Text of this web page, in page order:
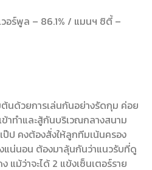
วอร์พูล – 86.1% / แมนฯ ซิตี้ –
ต้นด้วยการเล่นกันอย่างรัดกุม ค่อย
ข้าทำและสู้กันบริเวณกลางสนาม
ป๊ป คงต้องสั่งให้ลูกทีมเน้นครอง
แน่นอน ต้องมาลุ้นกันว่าแนวรับที่ดู
แม้ว่าจะได้ 2 แข้งเซ็นเตอร์ราย